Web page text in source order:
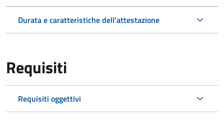
Durata e caratteristiche dell'attestazione
Requisiti
Requisiti oggettivi